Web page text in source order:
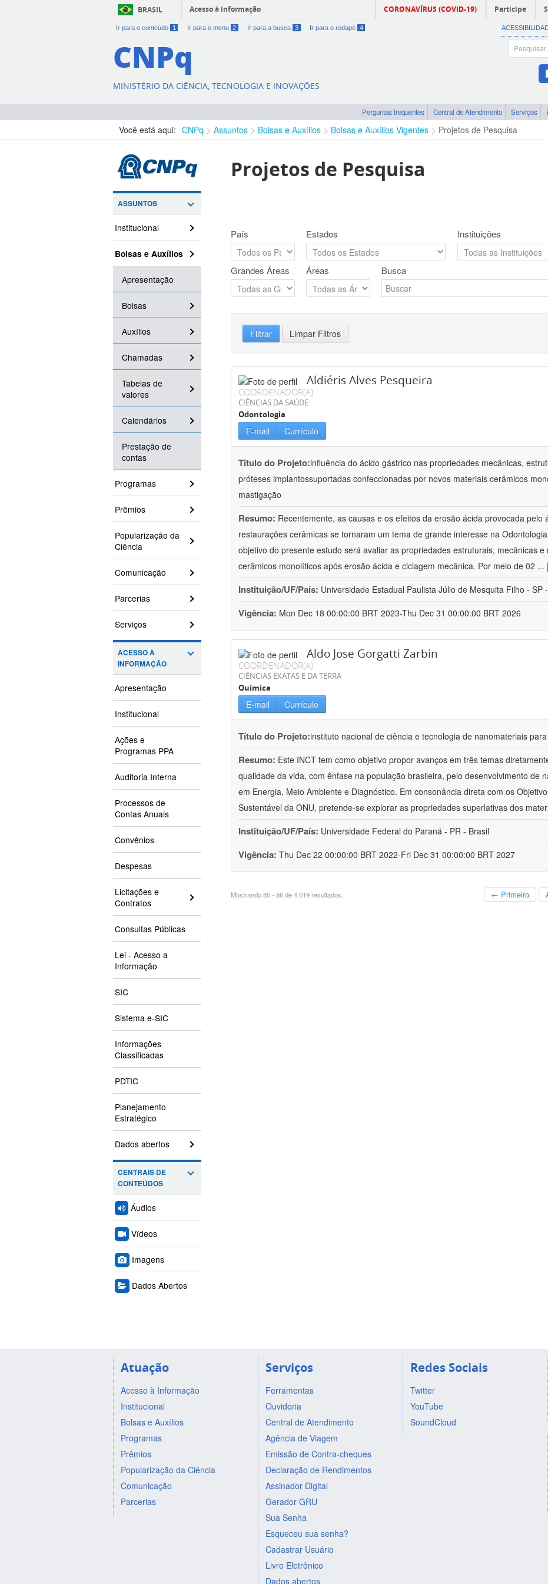
BRASIL Acesso à informação CORONAVÍRUS (COVID-19) Participe
Ir para o conteúdo 1 Ir para o menu 2 Ir para a busca 3 Ir para o rodapé 4
CNPq
MINISTÉRIO DA CIÊNCIA, TECNOLOGIA E INOVAÇÕES
Perguntas frequentes Central de Atendimento Serviços
Você está aqui: CNPq Assuntos Bolsas e Auxílios Bolsas e Auxílios Vigentes Projetos de Pesquisa
ASSUNTOS
Institucional
Bolsas e Auxílios
Apresentação
Bolsas
Auxílios
Chamadas
Tabelas de
valores
Calendários
Prestação de
contas
Programas
Prêmios
Popularização da
Ciência
Comunicação
Parcerias
Serviços
ACESSO À
INFORMAÇÃO
Apresentação
Institucional
Ações e
Programas PPA
Auditoria Interna
Processos de
Contas Anuais
Convênios
Despesas
Licitações e
Contratos
Consultas Públicas
Lei - Acesso a
Informação
SIC
Sistema e-SIC
Informações
Classificadas
PDTIC
Planejamento
Estratégico
Dados abertos
CENTRAIS DE
CONTEÚDOS
Áudios
Vídeos
Imagens
Dados Abertos
Projetos de Pesquisa
País Estados Instituições
Grandes Áreas Áreas Busca
Filtrar Limpar Filtros
Aldiéris Alves Pesqueira
COORDENADOR(A)
CIÊNCIAS DA SAÚDE
Odontologia
E-mail Currículo
Título do Projeto:influência do ácido gástrico nas propriedades mecânicas,
próteses implantossuportadas confeccionadas por novos materiais cerâmicos
mastigação
Resumo: Recentemente, as causas e os efeitos da erosão ácida provocada pelo
restaurações cerâmicas se tornaram um tema de grande interesse na
objetivo do presente estudo será avaliar as propriedades estruturais, mecânicas
cerâmicos monolíticos após erosão ácida e ciclagem mecânica. Por meio de 02 ...
Instituição/UF/País: Universidade Estadual Paulista Júlio de Mesquita Filho - SP
Vigência: Mon Dec 18 00:00:00 BRT 2023-Thu Dec 31 00:00:00 BRT 2026
Aldo Jose Gorgatti Zarbin
COORDENADOR(A)
CIÊNCIAS EXATAS E DA TERRA
Química
E-mail Currículo
Título do Projeto:instituto nacional de ciência e tecnologia de nanomateriais
Resumo: Este INCT tem como objetivo propor avanços em três temas
qualidade da vida, com ênfase na população brasileira, pelo desenvolvimento de
em Energia, Meio Ambiente e Diagnóstico. Em consonância direta com os
Sustentável da ONU, pretende-se explorar as propriedades superlativas dos
Instituição/UF/País: Universidade Federal do Paraná - PR - Brasil
Vigência: Thu Dec 22 00:00:00 BRT 2022-Fri Dec 31 00:00:00 BRT 2027
Mostrando 85 - 86 de 4.019 resultados. ← Primeiro
Atuação
Acesso à Informação
Institucional
Bolsas e Auxílios
Programas
Prêmios
Popularização da Ciência
Comunicação
Parcerias
Serviços
Ferramentas
Ouvidoria
Central de Atendimento
Agência de Viagem
Emissão de Contra-cheques
Declaração de Rendimentos
Assinador Digital
Gerador GRU
Sua Senha
Esqueceu sua senha?
Cadastrar Usuário
Livro Eletrônico
Dados abertos
Redes Sociais
Twitter
YouTube
SoundCloud